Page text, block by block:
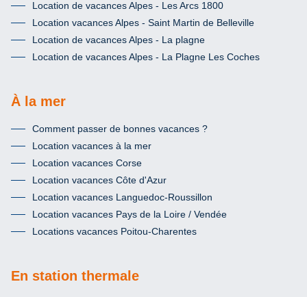
Location de vacances Alpes - Les Arcs 1800
Location vacances Alpes - Saint Martin de Belleville
Location de vacances Alpes - La plagne
Location de vacances Alpes - La Plagne Les Coches
À la mer
Comment passer de bonnes vacances ?
Location vacances à la mer
Location vacances Corse
Location vacances Côte d'Azur
Location vacances Languedoc-Roussillon
Location vacances Pays de la Loire / Vendée
Locations vacances Poitou-Charentes
En station thermale